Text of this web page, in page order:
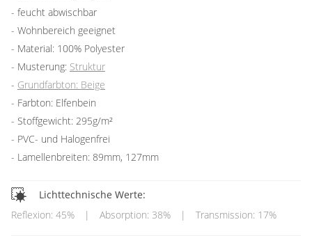
feucht abwischbar
Wohnbereich geeignet
Material: 100% Polyester
Musterung: Struktur
Grundfarbton: Beige
Farbton: Elfenbein
Stoffgewicht: 295g/m²
PVC- und Halogenfrei
Lamellenbreiten: 89mm, 127mm
Lichttechnische Werte:
Reflexion: 45%
| Absorption: 38% | Transmission: 17%